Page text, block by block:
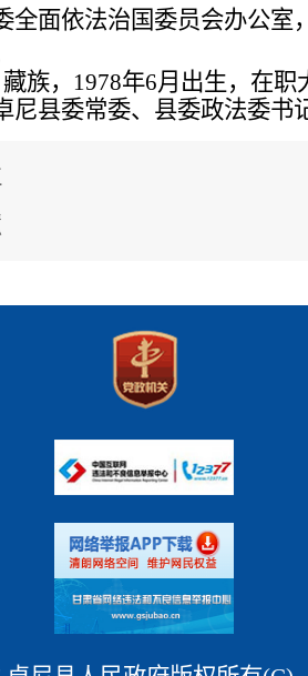
全面依法治国委员会办公室
族，1978年6月出生，在职
尼县委常委、县委政法委书